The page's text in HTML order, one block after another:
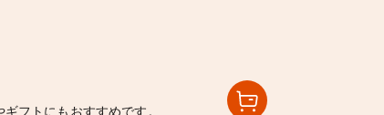
フトにもおすすめです。